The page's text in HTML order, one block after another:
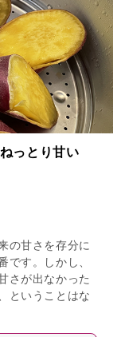
っとり甘い
の甘さを存分に
です。しかし、
さが出なかった
ということはな